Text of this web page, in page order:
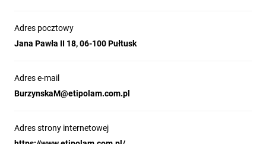
Adres pocztowy
Jana Pawła II 18, 06-100 Pułtusk
Adres e-mail
BurzynskaM@etipolam.com.pl
Adres strony internetowej